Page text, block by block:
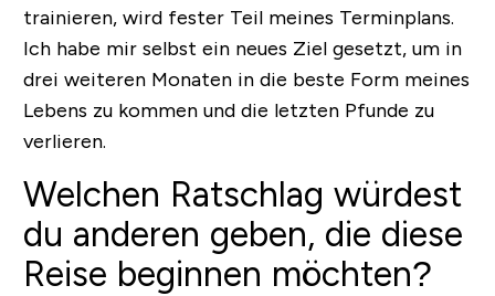
trainieren, wird fester Teil meines Terminplans.
Ich habe mir selbst ein neues Ziel gesetzt, um in
drei weiteren Monaten in die beste Form meines
Lebens zu kommen und die letzten Pfunde zu
verlieren.
Welchen Ratschlag würdest
du anderen geben, die diese
Reise beginnen möchten?